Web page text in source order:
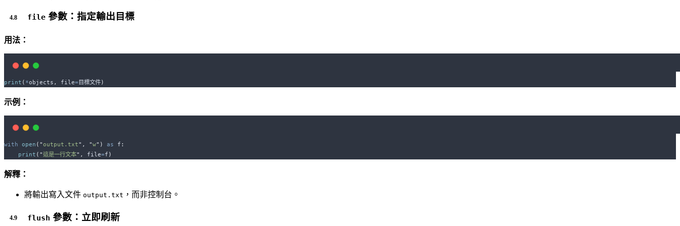
file 參數：指定輸出目標
用法：
print ( *objects , file=目標文件)
示例：
with open ( "output.txt" , "w" ) as f :
print ( "這是一行文本" , file=f )
解釋：
將輸出寫入文件 output.txt ，而非控制台。
flush 參數：立即刷新